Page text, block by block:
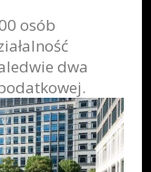
osób
dwa